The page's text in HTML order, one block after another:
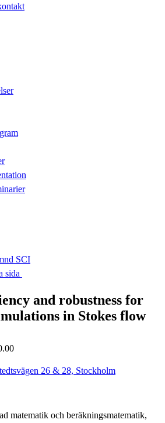
SCI
sida​​​​​​​
and robustness for
in Stokes flow
26 & 28, Stockholm
matematik och beräkningsmatematik,